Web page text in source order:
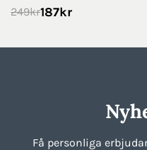
249kr187kr
Få personliga